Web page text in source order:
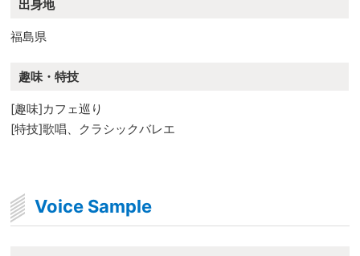
出身地
福島県
趣味・特技
[趣味]カフェ巡り
[特技]歌唱、クラシックバレエ
Voice Sample